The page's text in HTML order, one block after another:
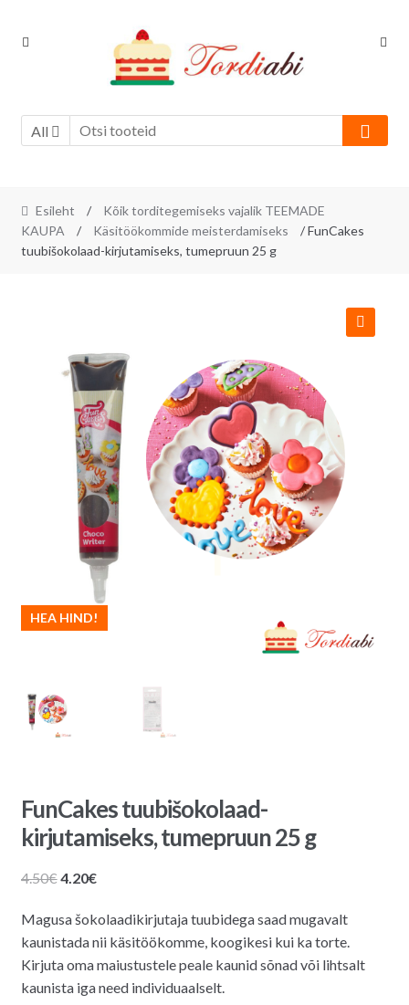
Skip
Skip
All
Esileht /
Kõik torditegemiseks vajalik TEEMADE
KAUPA
/ Käsitöökommide meisterdamiseks
/ FunCakes
tuubišokolaad-kirjutamiseks, tumepruun 25 g
HEA HIND!
FunCakes tuubišokolaad-
kirjutamiseks, tumepruun 25 g
4.50€Algne
oli:
4.50€.
4.20€Praegune
on:
4.20€.
Magusa šokolaadikirjutaja tuubidega saad mugavalt
kaunistada nii käsitöökomme, koogikesi kui ka torte.
Kirjuta oma maiustustele peale kaunid sõnad või lihtsalt
kaunista iga need individuaalselt.